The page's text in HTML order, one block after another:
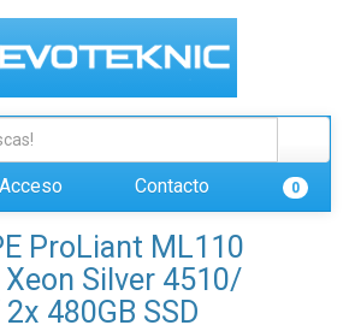
Acceso Contacto 0
ProLiant ML110
Silver 4510/
480GB SSD